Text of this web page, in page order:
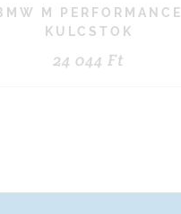
M PERFORMANCE
KULCSTOK
24 044Ft